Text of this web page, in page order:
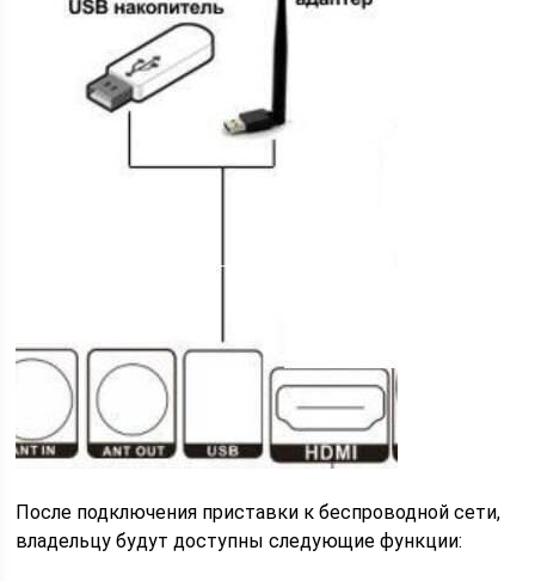
После подключения приставки к беспроводной сети,
владельцу будут доступны следующие функции: